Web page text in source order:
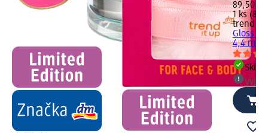
89,50 Kč
1 ks
trend !t
Gloss
4,4 ml